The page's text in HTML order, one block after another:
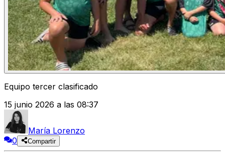
Equipo tercer clasificado
15 junio 2026 a las 08:37
María Lorenzo
0
Compartir